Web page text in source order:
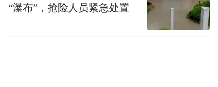
“瀑布”，抢险人员紧急处置